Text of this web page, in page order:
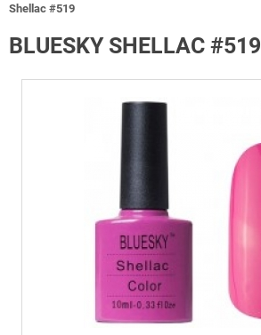
Shellac #519
BLUESKY SHELLAC #519